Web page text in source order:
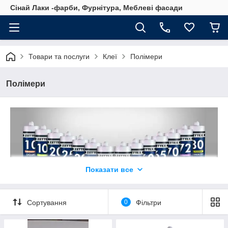
Сінай Лаки -фарби, Фурнітура, Меблеві фасади
Товари та послуги Клеї Полімери
Полімери
Показати все
Сортування 0 Фільтри